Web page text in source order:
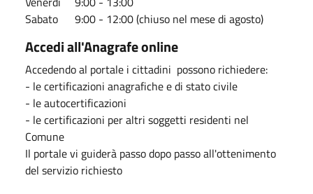
Sabato 9:00 - 12:00 (chiuso nel mese di agosto)
Accedi all'Anagrafe online
Accedendo al portale i cittadini possono richiedere:
- le certificazioni anagrafiche e di stato civile
- le autocertificazioni
- le certificazioni per altri soggetti residenti nel
Comune
Il portale vi guiderà passo dopo passo all'ottenimento
del servizio richiesto